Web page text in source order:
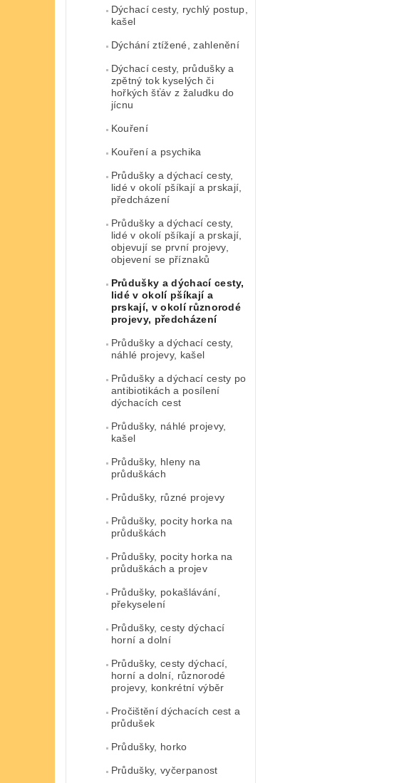
Dýchací cesty, rychlý postup,
kašel
Dýchání ztížené, zahlenění
Dýchací cesty, průdušky a
zpětný tok kyselých či
hořkých šťáv z žaludku do
jícnu
Kouření
Kouření a psychika
Průdušky a dýchací cesty,
lidé v okolí pšíkají a prskají,
předcházení
Průdušky a dýchací cesty,
lidé v okolí pšíkají a prskají,
objevují se první projevy,
objevení se příznaků
Průdušky a dýchací cesty,
lidé v okolí pšíkají a
prskají, v okolí různorodé
projevy, předcházení
Průdušky a dýchací cesty,
náhlé projevy, kašel
Průdušky a dýchací cesty po
antibiotikách a posílení
dýchacích cest
Průdušky, náhlé projevy,
kašel
Průdušky, hleny na
průduškách
Průdušky, různé projevy
Průdušky, pocity horka na
průduškách
Průdušky, pocity horka na
průduškách a projev
Průdušky, pokašlávání,
překyselení
Průdušky, cesty dýchací
horní a dolní
Průdušky, cesty dýchací,
horní a dolní, různorodé
projevy, konkrétní výběr
Pročištění dýchacích cest a
průdušek
Průdušky, horko
Průdušky, vyčerpanost